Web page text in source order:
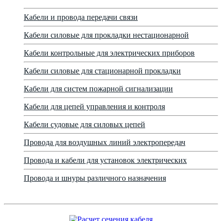
Кабели и провода передачи связи
Кабели силовые для прокладки нестационарной
Кабели контрольные для электрических приборов
Кабели силовые для стационарной прокладки
Кабели для систем пожарной сигнализации
Кабели для цепей управления и контроля
Кабели судовые для силовых цепей
Провода для воздушных линий электропередач
Провода и кабели для установок электрических
Провода и шнуры различного назначения